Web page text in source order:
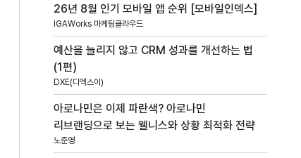
26년 8월 인기 모바일 앱 순위 [모바일인덱스]
IGAWorks 마케팅클라우드
예산을 늘리지 않고 CRM 성과를 개선하는 법
(1편)
DXE(디엑스이)
아로나민은 이제 파란색? 아로나민
리브랜딩으로 보는 웰니스와 상황 최적화 전략
노준영